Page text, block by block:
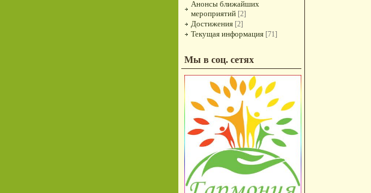
Анонсы ближайших
мероприятий [2]
Достижения [2]
Текущая информация [71]
Мы в соц. сетях